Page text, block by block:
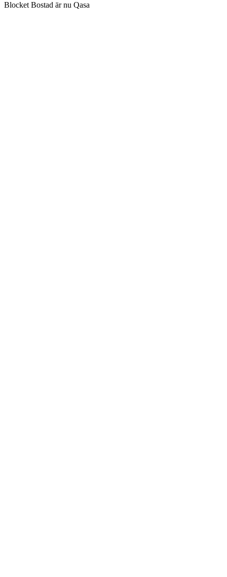
Blocket Bostad är nu Qasa